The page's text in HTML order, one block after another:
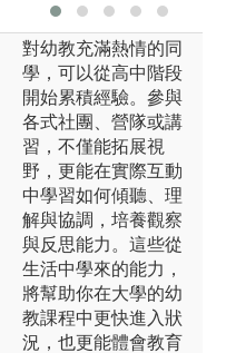
對幼教充滿熱情的同
學，可以從高中階段
開始累積經驗。參與
各式社團、營隊或講
習，不僅能拓展視
野，更能在實際互動
中學習如何傾聽、理
解與協調，培養觀察
與反思能力。這些從
生活中學來的能力，
將幫助你在大學的幼
教課程中更快進入狀
況，也更能體會教育